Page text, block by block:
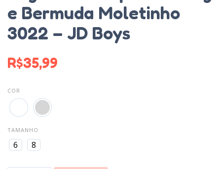
e Bermuda Moletinho
3022 – JD Boys
R$35,99
COR
TAMANHO
6 8